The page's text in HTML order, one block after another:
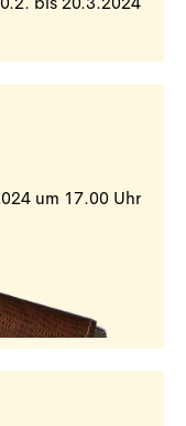
um 17.00 Uhr